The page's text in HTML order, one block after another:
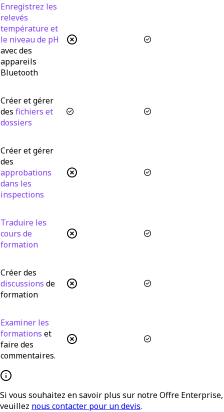
Enregistrez les
relevés
température et
le niveau de pH
avec des
appareils
Bluetooth
Créer et gérer
des fichiers et
dossiers
Créer et gérer
des
approbations
dans les
inspections
Traduire les
cours de
formation
Créer des
discussions de
formation
Examiner les
formations et
faire des
commentaires.
Si vous souhaitez en savoir plus sur notre Offre Enterprise,
veuillez nous contacter pour un devis.